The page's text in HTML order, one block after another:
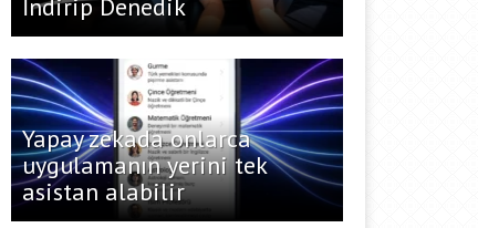
İndirip Denedik
Yapay zekada onlarca
uygulamanın yerini tek
asistan alabilir